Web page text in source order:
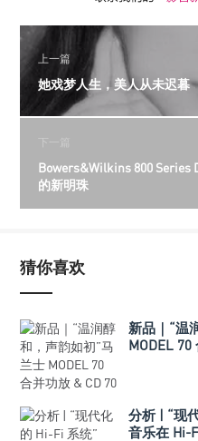
上一篇
她戏梦人生，美人从未迟暮
下一篇
Bowers&Wilkins 800 Series
的新明珠
猜你喜欢
新品｜“温
MODEL
分析 | “现
音乐在 Hi-